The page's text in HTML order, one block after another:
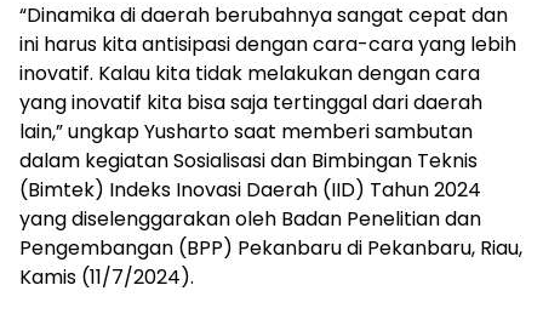
“Dinamika di daerah berubahnya sangat cepat dan
ini harus kita antisipasi dengan cara-cara yang lebih
inovatif. Kalau kita tidak melakukan dengan cara
yang inovatif kita bisa saja tertinggal dari daerah
lain,” ungkap Yusharto saat memberi sambutan
dalam kegiatan Sosialisasi dan Bimbingan Teknis
(Bimtek) Indeks Inovasi Daerah (IID) Tahun 2024
yang diselenggarakan oleh Badan Penelitian dan
Pengembangan (BPP) Pekanbaru di Pekanbaru, Riau,
Kamis (11/7/2024).